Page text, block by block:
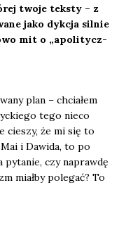
two­je tek­sty – z
jako dyk­cja sil­nie
mit o „apo­li­tycz­
plan – chcia­łem
tego nie­co
cie­szy, że mi się to
i Dawi­da, to po
czy napraw­dę
miał­by pole­gać? To